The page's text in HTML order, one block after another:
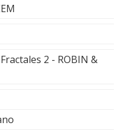
2 - ROBIN &